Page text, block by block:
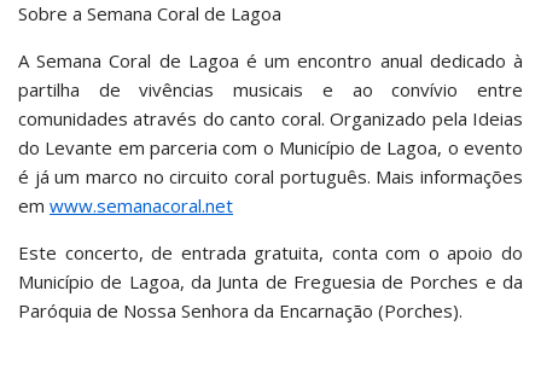
Sobre a Semana Coral de Lagoa
A Semana Coral de Lagoa é um encontro anual dedicado à
partilha de vivências musicais e ao convívio entre
comunidades através do canto coral. Organizado pela Ideias
do Levante em parceria com o Município de Lagoa, o evento
é já um marco no circuito coral português. Mais informações
em www.semanacoral.net
Este concerto, de entrada gratuita, conta com o apoio do
Município de Lagoa, da Junta de Freguesia de Porches e da
Paróquia de Nossa Senhora da Encarnação (Porches).